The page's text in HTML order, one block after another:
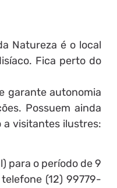
Natureza é o local
Fica perto do
garante autonomia
Possuem ainda
a visitantes ilustres:
para o período de 9
(12) 99779-